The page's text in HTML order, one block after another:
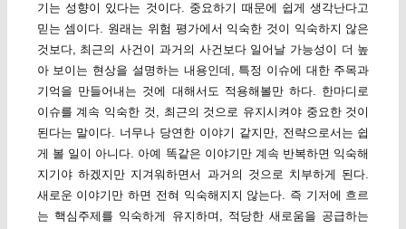
기는 성향이 있다는 것이다. 중요하기 때문에 쉽게 생각난다고
믿는 셈이다. 원래는 위험 평가에서 익숙한 것이 익숙하지 않은
것보다, 최근의 사건이 과거의 사건보다 일어날 가능성이 더 높
아 보이는 현상을 설명하는 내용인데, 특정 이슈에 대한 주목과
기억을 만들어내는 것에 대해서도 적용해볼만 하다. 한마디로
이슈를 계속 익숙한 것, 최근의 것으로 유지시켜야 중요한 것이
된다는 말이다. 너무나 당연한 이야기 같지만, 전략으로서는 쉽
게 볼 일이 아니다. 아예 똑같은 이야기만 계속 반복하면 익숙해
지기야 하겠지만 지겨워하면서 과거의 것으로 치부하게 된다.
새로운 이야기만 하면 전혀 익숙해지지 않는다. 즉 기저에 흐르
는 핵심주제를 익숙하게 유지하며, 적당한 새로움을 공급하는